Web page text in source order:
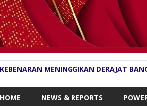
KEBENARAN MENINGGIKAN DERAJAT
HOME NEWS & REPORTS